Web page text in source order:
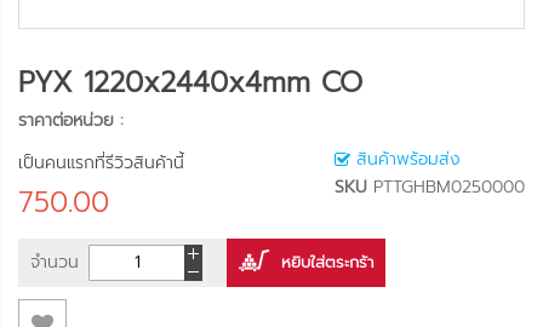
PYX 1220x2440x4mm CO
ราคาต่อหน่วย :
สินค้าพร้อมส่ง
SKU PTTGHBM0250000
เป็นคนแรกที่รีวิวสินค้านี้
750.00
จำนวน หยิบใส่ตระกร้า